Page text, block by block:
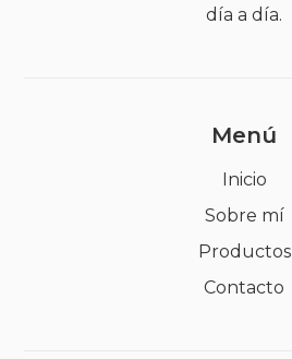
día a día.
Menú
Inicio
Sobre mí
Productos
Contacto